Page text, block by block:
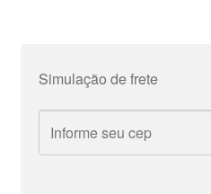
Simulação de frete